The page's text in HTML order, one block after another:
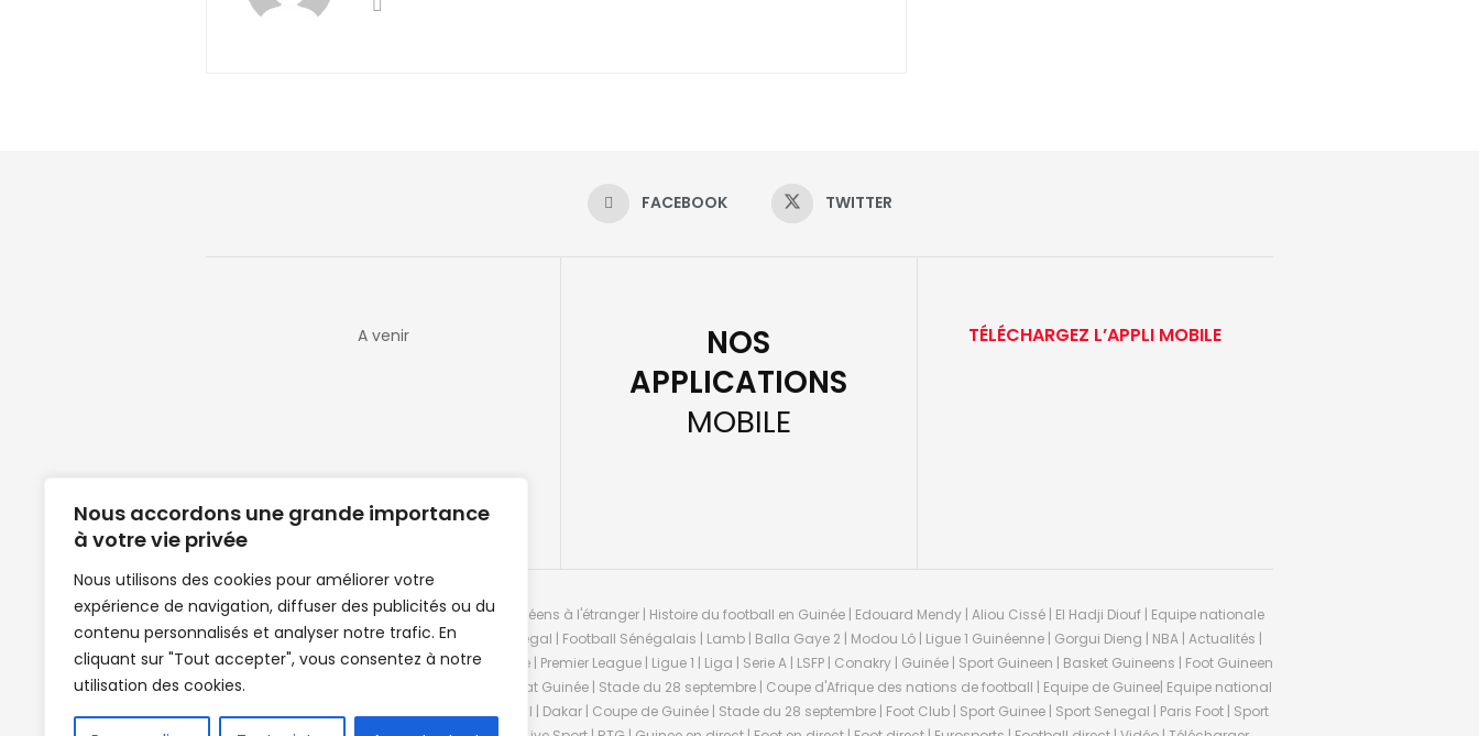
Nous accordons une grande importance
à votre vie privée
Nous utilisons des cookies pour améliorer votre
expérience de navigation, diffuser des publicités ou du
contenu personnalisés et analyser notre trafic. En
cliquant sur "Tout accepter", vous consentez à notre
utilisation des cookies.
FACEBOOK TWITTER
A venir
NOS
APPLICATIONS
MOBILE
TÉLÉCHARGEZ L’APPLI MOBILE
Clubs de football en Guinée | Footballeurs guinéens à l'étranger | Histoire du football en Guinée | Edouard Mendy | Aliou Cissé | El Hadji Diouf | Equipe nationale
de Guinée de football | Mercato | Lions du Sénégal | Football Sénégalais | Lamb | Balla Gaye 2 | Modou Lô | Ligue 1 Guinéenne | Gorgui Dieng | NBA | Actualités |
News | Match en direct | But | Actualité au Guinée | Premier League | Ligue 1 | Liga | Serie A | LSFP | Conakry | Guinée | Sport Guineen | Basket Guineens | Foot Guineen
| Handball Guinee | Match Guinee | Championnat Guinée | Stade du 28 septembre | Coupe d'Afrique des nations de football | Equipe de Guinee| Equipe national
de Guinée | Senegal Equipe | Guinée | Le Senegal | Dakar | Coupe de Guinée | Stade du 28 septembre | Foot Club | Sport Guinee | Sport Senegal | Paris Foot | Sport